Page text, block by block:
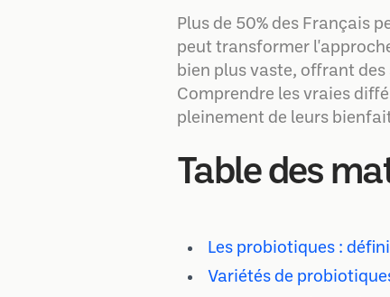
Plus de 50% des Français
peut transformer
bien plus vaste, offrant
Comprendre les vraies
pleinement de leurs
Table des
Les probiotiques :
Variétés de